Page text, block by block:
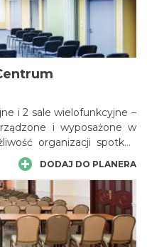
i 2 sale wielofunkcyjne –
i wyposażone w
organizacji spotkań
DODAJ DO PLANERA